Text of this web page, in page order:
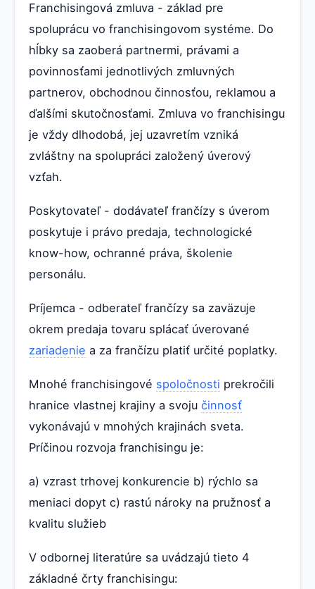
Franchisingová zmluva - základ pre
spoluprácu vo franchisingovom systéme. Do
hĺbky sa zaoberá partnermi, právami a
povinnosťami jednotlivých zmluvných
partnerov, obchodnou činnosťou, reklamou a
ďalšími skutočnosťami. Zmluva vo franchisingu
je vždy dlhodobá, jej uzavretím vzniká
zvláštny na spolupráci založený úverový
vzťah.
Poskytovateľ - dodávateľ frančízy s úverom
poskytuje i právo predaja, technologické
know-how, ochranné práva, školenie
personálu.
Príjemca - odberateľ frančízy sa zaväzuje
okrem predaja tovaru splácať úverované
zariadenie a za frančízu platiť určité poplatky.
Mnohé franchisingové spoločnosti prekročili
hranice vlastnej krajiny a svoju činnosť
vykonávajú v mnohých krajinách sveta.
Príčinou rozvoja franchisingu je:
a) vzrast trhovej konkurencie b) rýchlo sa
meniaci dopyt c) rastú nároky na pružnosť a
kvalitu služieb
V odbornej literatúre sa uvádzajú tieto 4
základné črty franchisingu: